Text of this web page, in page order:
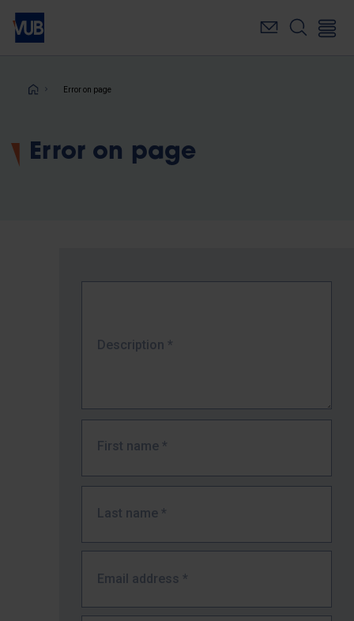
Skip
main
Breadcrumb
Error on page
Error on page
Description *
First name *
Last name *
Email address *